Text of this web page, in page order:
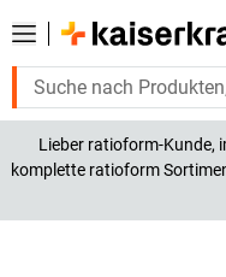
Lieber ratioform-Kunde,
komplette ratioform